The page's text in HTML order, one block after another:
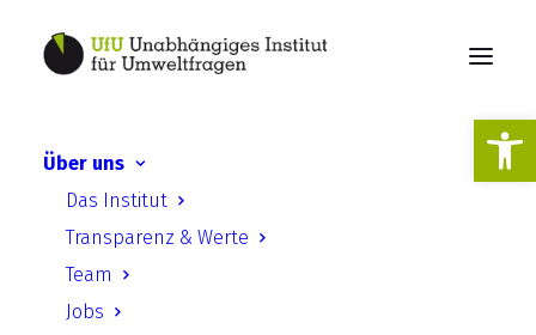
Über uns
Das Institut
Transparenz & Werte
Team
Jobs